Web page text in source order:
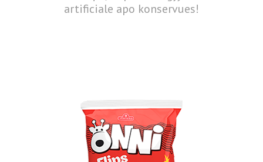
artificiale apo konservues!